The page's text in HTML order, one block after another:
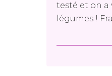
testé et on a
légumes !